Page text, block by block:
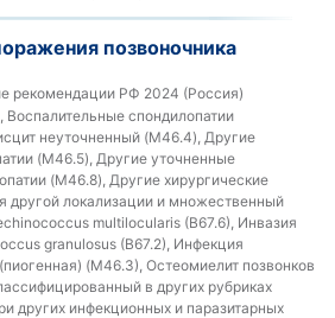
позвоночника
рекомендации РФ 2024 (Россия)
Воспалительные спондилопатии
неуточненный (M46.4), Другие
(M46.5), Другие уточненные
(M46.8), Другие хирургические
другой локализации и множественный
multilocularis (B67.6), Инвазия
granulosus (B67.2), Инфекция
(М46.3), Остеомиелит позвонков
в других рубриках
других инфекционных и паразитарных